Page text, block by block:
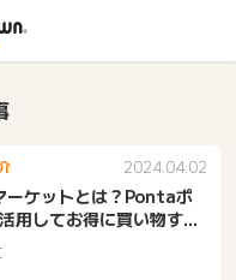
2024.04.02
ーケットとは？Pontaポ
用してお得に買い物する
め！